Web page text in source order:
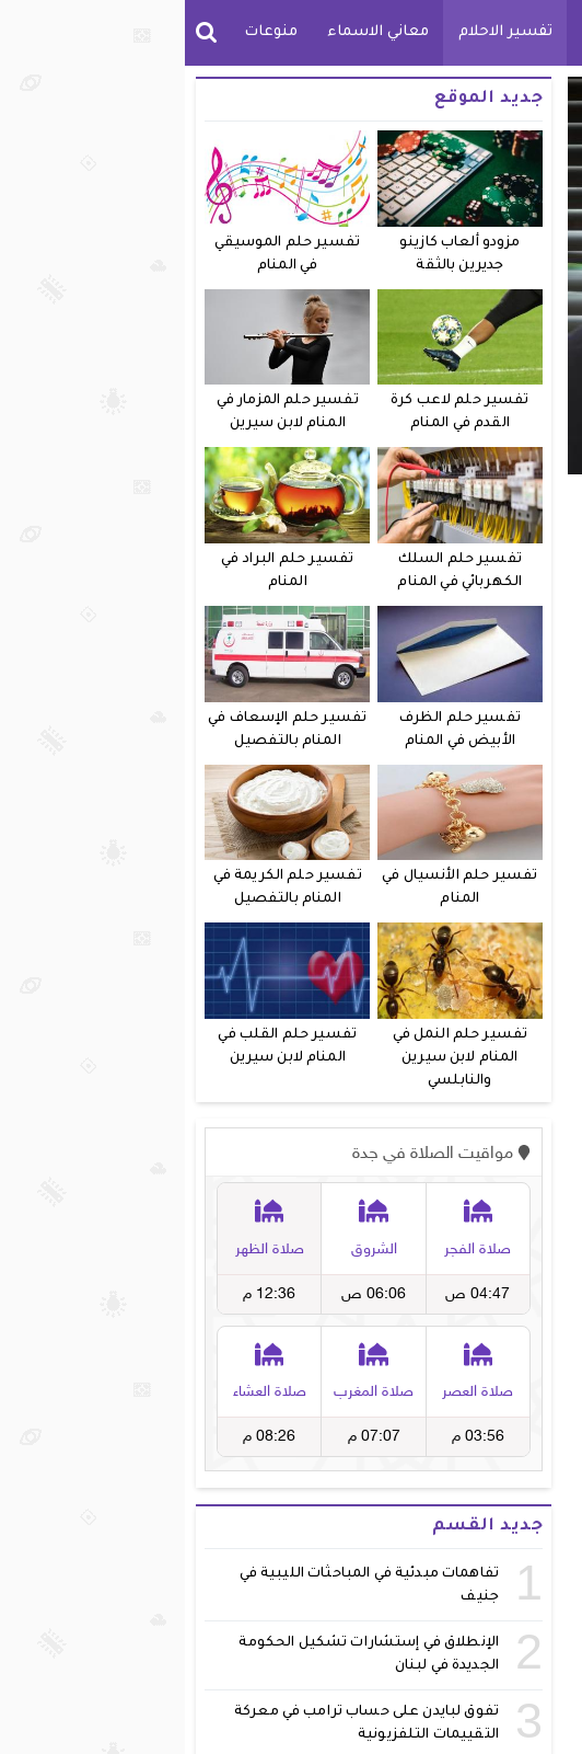
تفسير الاحلام معاني الاسماء منوعات
جديد الموقع
مزودو ألعاب كازينو
جديرين بالثقة
تفسير حلم الموسيقي
في المنام
تفسير حلم لاعب كرة
القدم في المنام
تفسير حلم المزمار في
المنام لابن سيرين
تفسير حلم السلك
الكهربائي في المنام
تفسير حلم البراد في
المنام
تفسير حلم الظرف
الأبيض في المنام
تفسير حلم الإسعاف في
المنام بالتفصيل
تفسير حلم الأنسيال في
المنام
تفسير حلم الكريمة في
المنام بالتفصيل
تفسير حلم النمل في
المنام لابن سيرين
والنابلسي
تفسير حلم القلب في
المنام لابن سيرين
جديد القسم
1
تفاهمات مبدئية في المباحثات الليبية في
جنيف
2
الإنطلاق في إستشارات تشكيل الحكومة
الجديدة في لبنان
3
تفوق لبايدن على حساب ترامب في معركة
التقييمات التلفزيونية